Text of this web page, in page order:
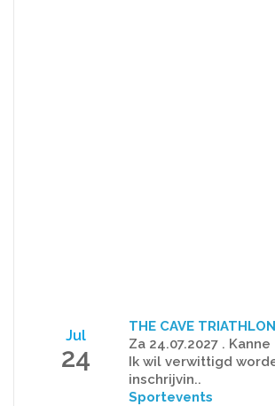
Jul
24
THE CAVE TRIATHLON
Za 24.07.2027 . Kanne
Ik wil verwittigd
inschrijvin..
Sportevents